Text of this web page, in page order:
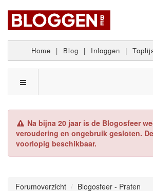
Home | Blog | Inloggen |
Na bijna 20 jaar is de Blogosfeer
veroudering en ongebruik gesloten.
voorlopig beschikbaar.
Forumoverzicht Blogosfeer - Praten